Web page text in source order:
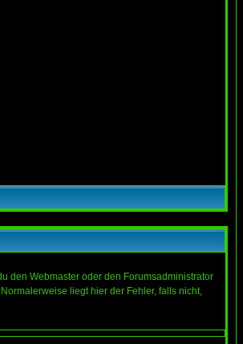
den Webmaster oder den Forumsadministrator
liegt hier der Fehler, falls nicht,